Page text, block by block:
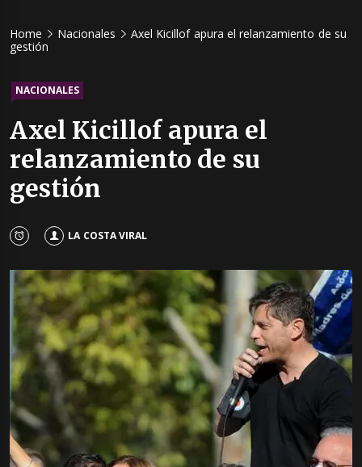
Home Nacionales
Axel Kicillof apura el relanzamiento de su
gestión
NACIONALES
Axel Kicillof apura el
relanzamiento de su
gestión
LA COSTA VIRAL